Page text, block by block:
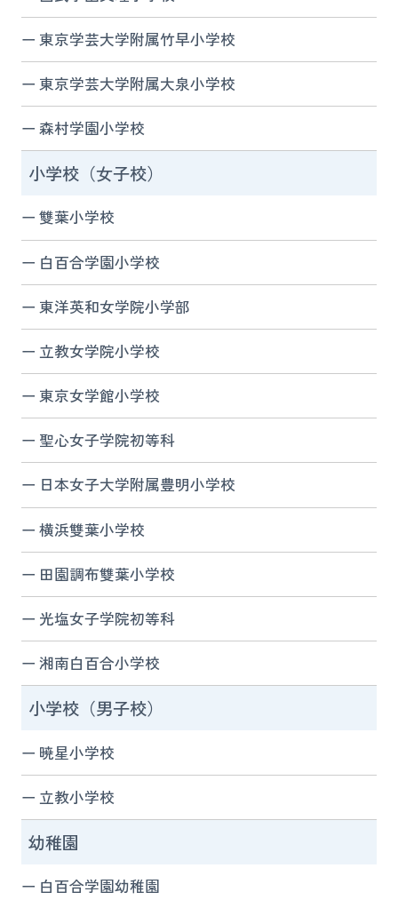
東京学芸大学附属竹早小学校
東京学芸大学附属大泉小学校
森村学園小学校
小学校（女子校）
雙葉小学校
白百合学園小学校
東洋英和女学院小学部
立教女学院小学校
東京女学館小学校
聖心女子学院初等科
日本女子大学附属豊明小学校
横浜雙葉小学校
田園調布雙葉小学校
光塩女子学院初等科
湘南白百合小学校
小学校（男子校）
暁星小学校
立教小学校
幼稚園
白百合学園幼稚園